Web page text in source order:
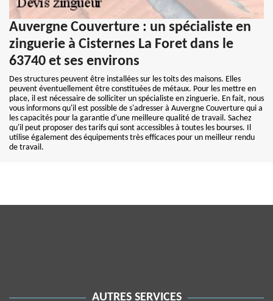
Auvergne Couverture : un spécialiste en
zinguerie à Cisternes La Foret dans le
63740 et ses environs
Des structures peuvent être installées sur les toits des maisons. Elles
peuvent éventuellement être constituées de métaux. Pour les mettre en
place, il est nécessaire de solliciter un spécialiste en zinguerie. En fait, nous
vous informons qu'il est possible de s'adresser à Auvergne Couverture qui a
les capacités pour la garantie d'une meilleure qualité de travail. Sachez
qu'il peut proposer des tarifs qui sont accessibles à toutes les bourses. Il
utilise également des équipements très efficaces pour un meilleur rendu
de travail.
AUTRES SERVICES